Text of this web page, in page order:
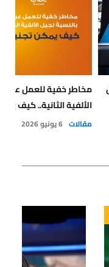
مخاطر خفية للعمل عن
الألفية الثانية.. كيف
مقالات 6 يونيو 2026